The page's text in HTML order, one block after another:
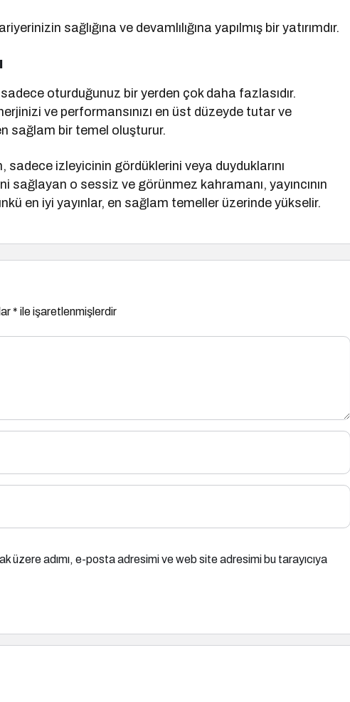
sağlığına ve devamlılığına yapılmış bir yatırımdır.
sadece oturduğunuz bir yerden çok daha fazlasıdır.
ve performansınızı en üst düzeyde tutar ve
sağlam bir temel oluşturur.
sadece izleyicinin gördüklerini veya duyduklarını
sağlayan o sessiz ve görünmez kahramanı, yayıncının
en iyi yayınlar, en sağlam temeller üzerinde yükselir.
* ile işaretlenmişlerdir
üzere adımı, e-posta adresimi ve web site adresimi bu tarayıcıya